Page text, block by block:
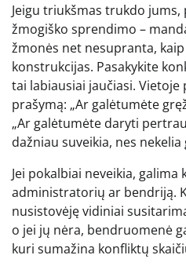
Jeigu triukšmas trukdo
žmogiško sprendimo –
žmonės net nesupranta,
konstrukcijas. Pasakykite
tai labiausiai jaučiasi.
prašymą: „Ar galėtumėte
„Ar galėtumėte daryti
dažniau suveikia, nes
Jei pokalbiai neveikia, galima
administratorių ar bendriją.
nusistovėję vidiniai
o jei jų nėra, bendruomenė
kuri sumažina konfliktų